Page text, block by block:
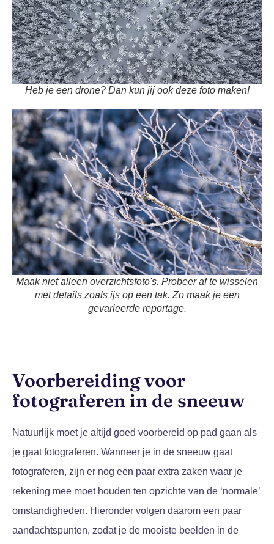
Heb je een drone? Dan kun jij ook deze foto maken!
Maak niet alleen overzichtsfoto's. Probeer af te wisselen
met details zoals ijs op een tak. Zo maak je een
gevarieerde reportage.
Voorbereiding voor
fotograferen in de sneeuw
Natuurlijk moet je altijd goed voorbereid op pad gaan als
je gaat fotograferen. Wanneer je in de sneeuw gaat
fotograferen, zijn er nog een paar extra zaken waar je
rekening mee moet houden ten opzichte van de ‘normale’
omstandigheden. Hieronder volgen daarom een paar
aandachtspunten, zodat je de mooiste beelden in de